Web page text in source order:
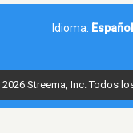
Idioma: Español
Streema, Inc. Todos